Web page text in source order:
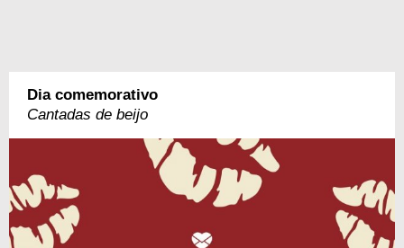
Dia comemorativo
Cantadas de beijo